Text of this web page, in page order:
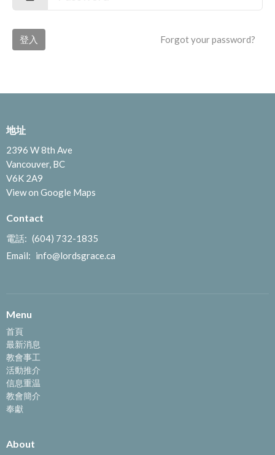
登入 Forgot your password?
地址
2396 W 8th Ave
Vancouver, BC
V6K 2A9
View on Google Maps
Contact
電話: (604) 732-1835
Email: info@lordsgrace.ca
Menu
首頁
最新消息
教會事工
活動推介
信息重温
教會簡介
奉獻
About